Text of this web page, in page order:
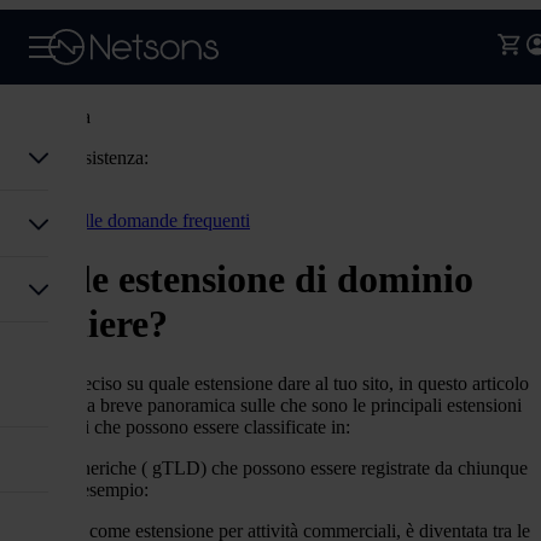
Assistenza
Codice assistenza:
Torna alle domande frequenti
Quale estensione di dominio
scegliere?
Se sei indeciso su quale estensione dare al tuo sito, in questo articolo
faremo una breve panoramica sulle che sono le principali estensioni
disponibili che possono essere classificate in:
generiche ( gTLD) che possono essere registrate da chiunque
ad esempio:
nata come estensione per attività commerciali, è diventata tra le